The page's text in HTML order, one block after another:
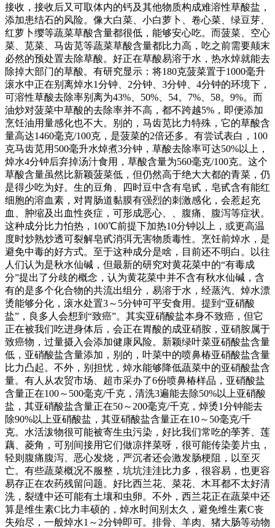
接收，接收后又可取体内的钙及其他物质构成难溶性草酸盐，
添加患结石的风险。像大白菜、小白萝卜、卷心菜、绿豆芽、
红萝卜缨等蔬菜草酸含量都很低，能够安心吃。而菠菜、空心
菜、苋菜、马齿苋等蔬菜草酸含量都比力高，吃之前需要颠末
必然的预处置去除草酸。好正在草酸易溶于水，热水焯就能去
除掉大部门的草酸。有研究显示：将180克菠菜置于1000毫升
滚水中正在别离焯水1分钟、2分钟、3分钟、4分钟的环境下，
可溶性草酸去除率别离为43%、50%、54。7%、58。9%。而
油炒对菠菜中草酸的去除率并不高，都不跨越5%，即便添加
烹饪油用量感化也不大。别的，马齿苋比力特殊，它的草酸含
量高达1460毫克/100克，是菠菜的2倍还多。有尝试表白，100
克马齿苋用500毫升水焯煮3分钟，草酸去除率可达50%以上，
焯水4分钟后弃掉汤汁食用，草酸含量为560毫克/100克。这个
草酸含量虽然比新颖菠菜低，但仍然高于绝大大都的青菜，仍
是得少吃为好。生的豆角、四时豆中含有皂甙，皂甙含有能红
细胞的溶血素，对胃肠道黏膜有强烈的刺激感化，会惹起充
血、肿缩及出血性炎症，可形成恶心、、腹痛、腹泻等症状。
这种成分比力怕热，100℃前提下加热10分钟以上，或更高温
度时炒熟炒透可裂解皂甙消弭无害物质毒性。烹饪前焯水，是
避免中毒的好方式。至于这种成分是啥，目前还不明白。以往
人们认为是秋水仙碱，但最新的研究对黄花菜中的“有毒成
分”提出了分歧的概念，认为黄花菜中并不含有秋水仙碱，含
有的是多个化合物的共流出组分，易溶于水，经蒸汽、焯水漂
烫能够分化，滚水处置3～5分钟可平安食用。提到“亚硝酸
盐”，良多人会想到“致癌”。其实亚硝酸盐本身不致癌，但它
正在被我们吃进身体后，会正在胃酸的成亚硝胺，亚硝胺属于
致癌物，过量摄入会添加健康风险。新颖绿叶菜亚硝酸盐含量
低，亚硝酸盐含量添加，别的，叶菜中的喷鼻椿亚硝酸盐含量
比力凸起。不外，别担忧，焯水能够降低蔬菜中的亚硝酸盐含
量。有人从农贸市场、超市采办了6份喷鼻椿样品，亚硝酸盐
含量正在100～500毫克/千克，清洗3遍能去除50%以上亚硝酸
盐，其亚硝酸盐含量正在50～200毫克/千克，焯烫1分钟能去
除90%以上亚硝酸盐，其亚硝酸盐含量正在10～50毫克/千
克。水活泼物很可能被寄生虫污染，好比我们常吃的荸荠、莲
藕、菱角，可别间接用它们做凉拌菜呀，很可能传染姜片虫，
轻则腹痛腹泻、恶心发烧，严沉者还会激发肠梗阻，以至灭
亡。有些蔬菜概况不服整，坑坑洼洼比力多，很容易，也更容
易存正在农药残留问题。好比西兰花、菜花、木耳都不太好清
洗，裂缝中还可能有土壤和虫卵。不外，西兰花正在蔬菜中还
算是维生素C比力丰硕的，焯水时间别太久，避免维生素C丧
失殆尽，一般焯水1～2分钟即可。排骨、羊肉、猪大肠等动物